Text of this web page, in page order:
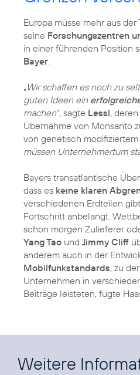
Europa müsse mehr aus
seine Forschungszentren
in einer führenden Position
Bayer
„ Wir schaffen es noch zu
guten Ideen ein
machen“, sagte Lessl,
Übernahme von Monsanto
von genetisch modifiziertem
müssen Unternehmertum
Bayers transatlantische
dass es keine klaren
verschiedenen Erdteilen
Fortschritt anbelangt.
schon morgen Zulieferer
Yang Tao und Jimmy Cliff
anderem auch in der
Mobilfunkstandards, zu
Unternehmen in
Beiträge leisteten, fügte
Weitere